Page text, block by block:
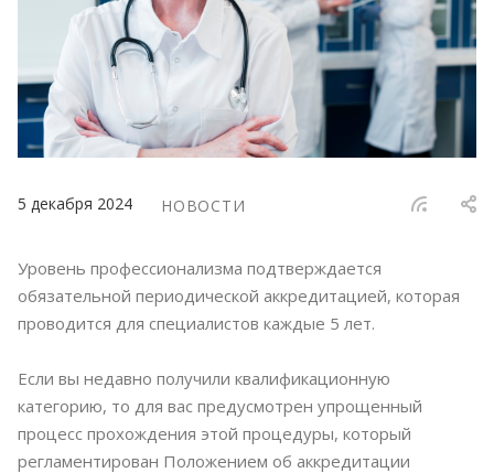
5 декабря 2024 НОВОСТИ
Уровень профессионализма подтверждается
обязательной периодической аккредитацией, которая
проводится для специалистов каждые 5 лет.
Если вы недавно получили квалификационную
категорию, то для вас предусмотрен упрощенный
процесс прохождения этой процедуры, который
регламентирован Положением об аккредитации